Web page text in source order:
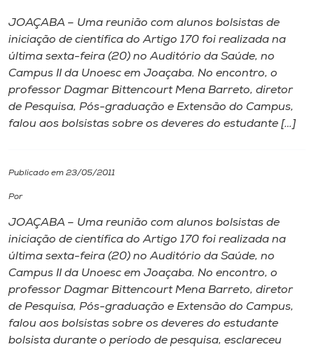
Portal de Ensino
A
Unoesc
Internacionalização
Cultura
CPA
Biblioteca
JOAÇABA – Uma reunião com alunos bolsistas de
iniciação de científica do Artigo 170 foi realizada na
última sexta-feira (20) no Auditório da Saúde, no
Campus II da Unoesc em Joaçaba. No encontro, o
professor Dagmar Bittencourt Mena Barreto, diretor
de Pesquisa, Pós-graduação e Extensão do Campus,
falou aos bolsistas sobre os deveres do estudante […]
Publicado em 23/05/2011
Por
JOAÇABA – Uma reunião com alunos bolsistas de
iniciação de científica do Artigo 170 foi realizada na
última sexta-feira (20) no Auditório da Saúde, no
Campus II da Unoesc em Joaçaba. No encontro, o
professor Dagmar Bittencourt Mena Barreto, diretor
de Pesquisa, Pós-graduação e Extensão do Campus,
falou aos bolsistas sobre os deveres do estudante
bolsista durante o período de pesquisa, esclareceu